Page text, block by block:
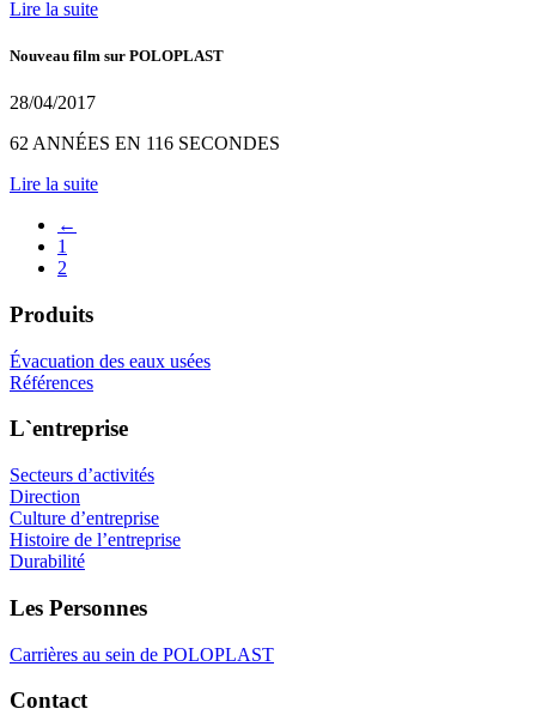
Lire la suite
Nouveau film sur POLOPLAST
28/04/2017
62 ANNÉES EN 116 SECONDES
Lire la suite
←
1
2
Produits
Évacuation des eaux usées
Références
L`entreprise
Secteurs d’activités
Direction
Culture d’entreprise
Histoire de l’entreprise
Durabilité
Les Personnes
Carrières au sein de POLOPLAST
Contact